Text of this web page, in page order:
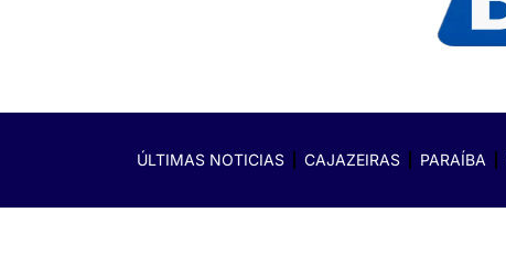
ÚLTIMAS NOTICIAS CAJAZEIRAS PARAÍBA